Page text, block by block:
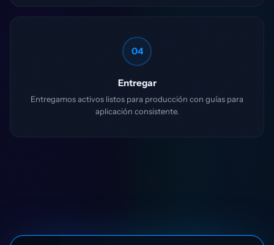
04
Entregar
Entregamos activos listos para producción con guías para
aplicación consistente.